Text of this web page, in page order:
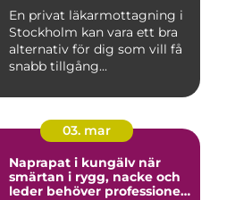
En privat läkarmottagning i
Stockholm kan vara ett bra
alternativ för dig som vill få
snabb tillgång...
03. mar
Naprapat i kungälv när
smärtan i rygg, nacke och
leder behöver professionell